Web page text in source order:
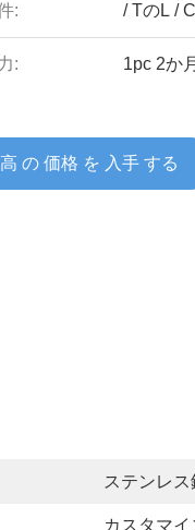
: / TのL /
: 1pc 2か月
の 価格 を 入手 する
ステンレス
カスタマ